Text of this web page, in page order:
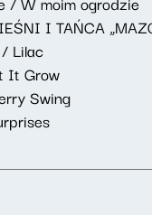
I TAŃCA
Lilac
It Grow
Swing